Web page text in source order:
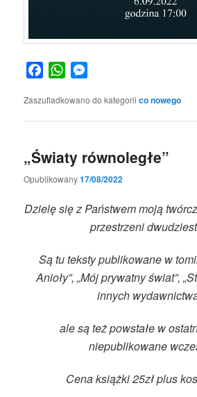
FacebookWhatsApp
Zaszufladkowano do kategorii co nowego
„Światy równoległe”
Opublikowany17/08/2022
Dzielę się z Państwem moją
przestrzeni
Są tu teksty publikowane w
Anioły”, „Mój prywatny świat”,
innych
ale są też powstałe w
niepublikowane
Cena książki 25zł plus